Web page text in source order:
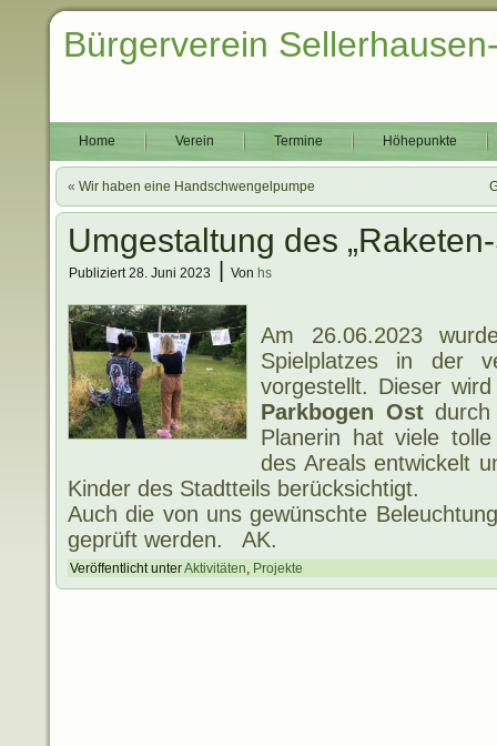
Bürgerverein
Home Verein Termine Höhepunkte
« Wir haben eine Handschwengelpumpe
Umgestaltung des
Publiziert 28. Juni 2023 Von hs
.
Am 26.06.2023
Spielplatzes in der
vorgestellt. Dieser
Parkbogen Ostdurch
Planerin hat viele
des Areals entwickelt
Kinder des Stadtteils berücksichtigt.
Auch die von uns gewünschte
geprüft werden. AK.
Veröffentlicht unterAktivitäten, Projekte